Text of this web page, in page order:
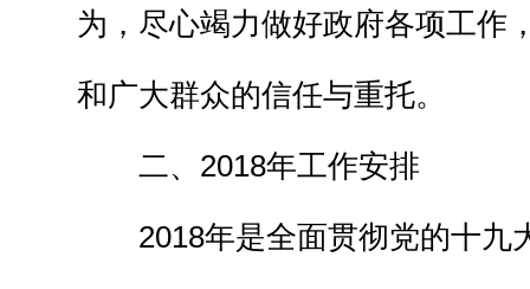
为，尽心竭力做好政府各项工作
和广大群众的信任与重托。
二、2018年工作安排
2018年是全面贯彻党的十九